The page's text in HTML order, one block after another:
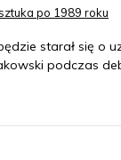
po 1989 roku
starał się o
podczas